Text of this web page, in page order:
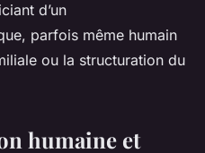
d’un
parfois même humain
ou la structuration du
humaine et